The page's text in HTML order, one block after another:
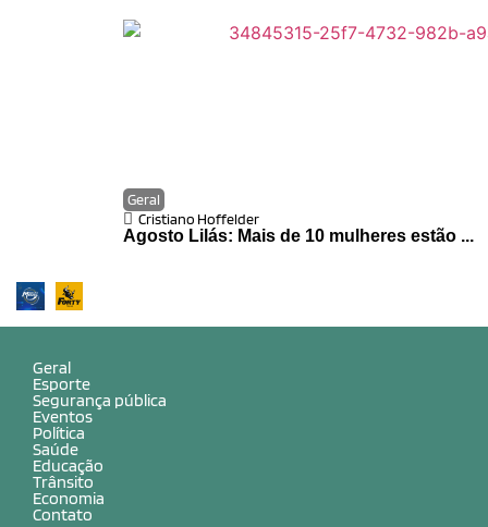
Geral
Cristiano Hoffelder
Agosto Lilás: Mais de 10 mulheres estão ...
Geral
Esporte
Segurança pública
Eventos
Política
Saúde
Educação
Trânsito
Economia
Contato